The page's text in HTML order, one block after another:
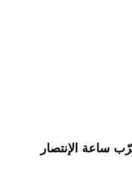
ساعة الإنتصار